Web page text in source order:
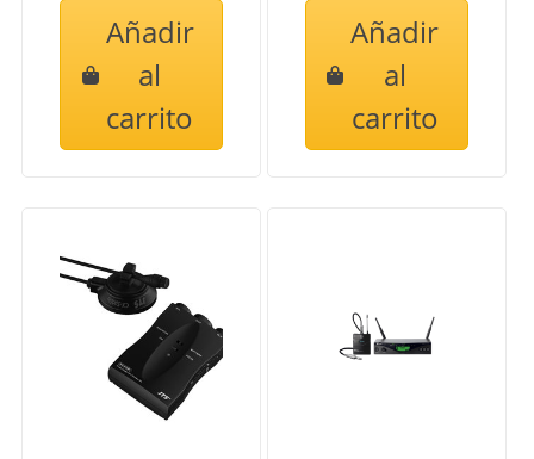
Añadir
al
carrito
Añadir
al
carrito